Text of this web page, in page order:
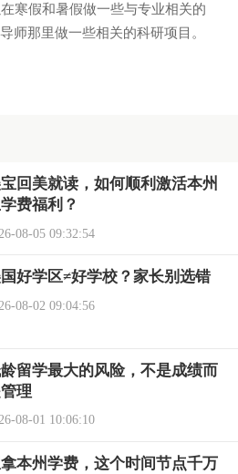
寒假和暑假做一些与专业相关的
师那里做一些相关的科研项目。
回美就读，如何顺利激活本州
费福利？
08-05 09:32:54
好学区≠好学校？家长别选错
08-02 09:04:56
留学最大的风险，不是成绩而
理
08-01 10:06:10
本州学费，这个时间节点千万